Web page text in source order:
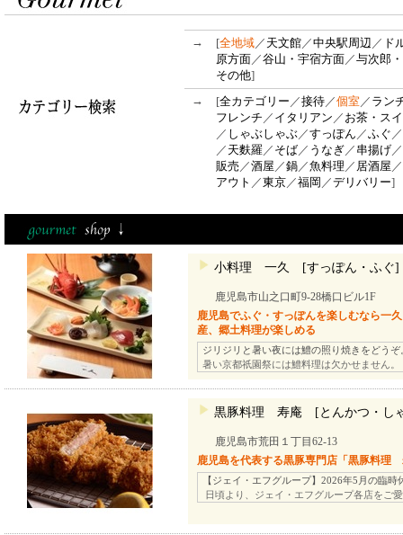
→ [全地域／ 天文館／中央駅周辺 ／ ド
原方面／谷山・宇宿方面／与次郎
その他]
→
[全カテゴリー ／接待／個室／ ラン
フレンチ ／ イタリアン ／ お茶・ス
／ しゃぶしゃぶ／すっぽん ／ふぐ ／
／ 天麩羅／ そば／ うなぎ／ 串揚げ／
販売 ／酒屋 ／鍋／魚料理 ／ 居酒屋 ／
アウト ／東京／福岡 ／デリバリー]
小料理 一久 [すっぽん・ふぐ]
鹿児島市山之口町9-28橋口ビル1F
鹿児島でふぐ・すっぽんを楽しむなら一
産、郷土料理が楽しめる
ジリジリと暑い夜には鱧の照り焼きをどうぞ
暑い京都祇園祭には鱧料理は欠かせません
黒豚料理 寿庵 [とんかつ・し
鹿児島市荒田１丁目62-13
鹿児島を代表する黒豚専門店「黒豚料理
【ジェイ・エフグループ】2026年5月の臨時
日頃より、ジェイ・エフグループ各店をご